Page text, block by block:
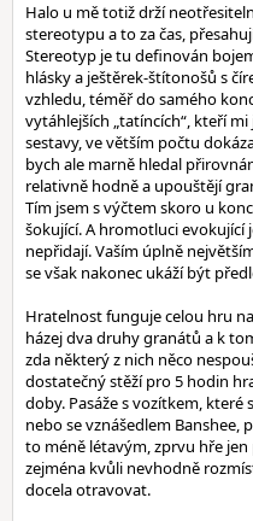
Halo u mě totiž drží
stereotypu a to za čas,
Stereotyp je tu definován
hlásky a ještěrek-štítonošů s
vzhledu, téměř do samého
vytáhlejších „tatíncích“, kteří
sestavy, ve větším počtu
bych ale marně hledal
relativně hodně a upouštějí
Tím jsem s výčtem skoro u
šokující. A hromotluci evokující
nepřidají. Vaším úplně
se však nakonec ukáží být
Hratelnost funguje celou hru
házej dva druhy granátů a k
zda některý z nich něco
dostatečný stěží pro 5 hodin
doby. Pasáže s vozítkem, které
nebo se vznášedlem
to méně létavým, zprvu hře
zejména kvůli nevhodně
docela otravovat.